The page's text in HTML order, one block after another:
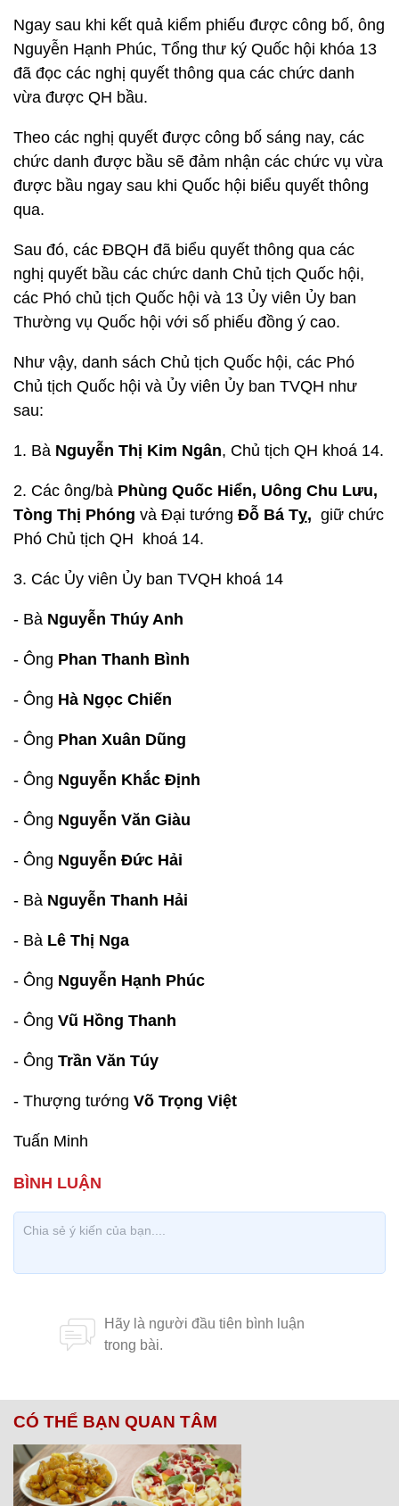
Ngay sau khi kết quả kiểm phiếu được công bố, ông
Nguyễn Hạnh Phúc, Tổng thư ký Quốc hội khóa 13
đã đọc các nghị quyết thông qua các chức danh
vừa được QH bầu.
Theo các nghị quyết được công bố sáng nay, các
chức danh được bầu sẽ đảm nhận các chức vụ vừa
được bầu ngay sau khi Quốc hội biểu quyết thông
qua.
Sau đó, các ĐBQH đã biểu quyết thông qua các
nghị quyết bầu các chức danh Chủ tịch Quốc hội,
các Phó chủ tịch Quốc hội và 13 Ủy viên Ủy ban
Thường vụ Quốc hội với số phiếu đồng ý cao.
Như vậy, danh sách Chủ tịch Quốc hội, các Phó
Chủ tịch Quốc hội và Ủy viên Ủy ban TVQH như
sau:
1. Bà Nguyễn Thị Kim Ngân, Chủ tịch QH khoá 14.
2. Các ông/bà Phùng Quốc Hiển, Uông Chu Lưu,
Tòng Thị Phóng và Đại tướng Đỗ Bá Tỵ, giữ chức
Phó Chủ tịch QH khoá 14.
3. Các Ủy viên Ủy ban TVQH khoá 14
- Bà Nguyễn Thúy Anh
- Ông Phan Thanh Bình
- Ông Hà Ngọc Chiến
- Ông Phan Xuân Dũng
- Ông Nguyễn Khắc Định
- Ông Nguyễn Văn Giàu
- Ông Nguyễn Đức Hải
- Bà Nguyễn Thanh Hải
- Bà Lê Thị Nga
- Ông Nguyễn Hạnh Phúc
- Ông Vũ Hồng Thanh
- Ông Trần Văn Túy
- Thượng tướng Võ Trọng Việt
Tuấn Minh
CÓ THỂ BẠN QUAN TÂM